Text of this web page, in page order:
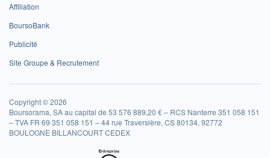
Affiliation
BoursoBank
Publicité
Site Groupe & Recrutement
Copyright © 2026
Boursorama, SA au capital de 53 576 889,20 € – RCS Nanterre 351 058 151
– TVA FR 69 351 058 151 – 44 rue Traversière, CS 80134, 92772
BOULOGNE BILLANCOURT CEDEX